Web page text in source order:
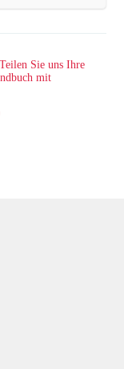
Teilen Sie uns Ihre
mit